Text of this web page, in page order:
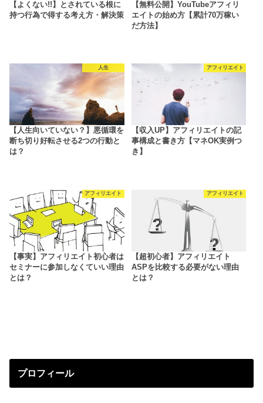
【よくない!!】とされている根に
持つ行為で得する考え方・解決策
【無料公開】YouTubeアフィリ
エイトの始め方【累計70万稼い
だ方法】
人生
【人生向いていない？】悪循環を
断ち切り好転させる2つの行動と
は？
アフィリエイト
【収入UP】アフィリエイトの記
事構成と書き方【マネOK実例つ
き】
アフィリエイト
【事実】アフィリエイト初心者は
セミナーに参加しなくていい理由
とは？
アフィリエイト
【超初心者】アフィリエイト
ASPを比較する必要がない理由
とは？
プロフィール